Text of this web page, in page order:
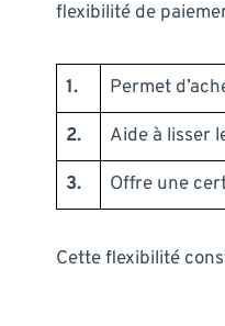
flexibilité de
1.
Permet
2.
Aide à lisser
3.
Offre une
Cette flexibilité